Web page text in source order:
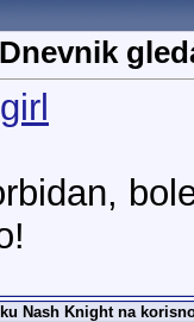
Nash Knight na